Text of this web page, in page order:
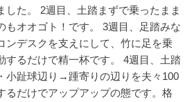
た。
2週目、土踏まずで乗ったまま
オオゴト！です。
3週目、足踏みな
ンデスクを支えにして、竹に足を乗
るだけで精一杯です。
4週目、土踏
小趾球辺り→踵寄りの辺りを夫々100
るだけでアップアップの態です。格